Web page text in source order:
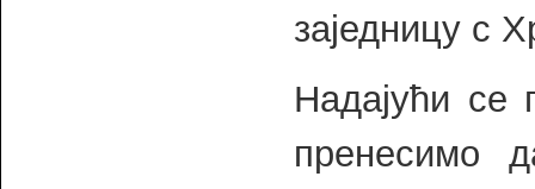
заједницу с
Надајући се
пренесимо